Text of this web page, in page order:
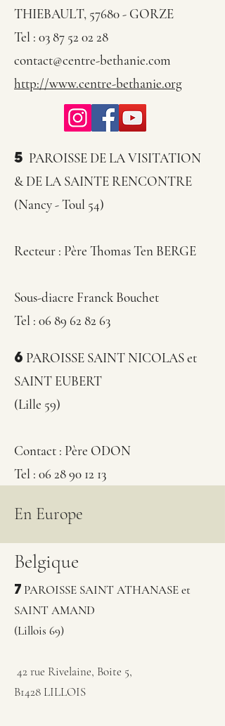
THIEBAULT, 57680 - GORZE
Tel : 03 87 52 02 28
contact@centre-bethanie.com
http://www.centre-bethanie.org
5 PAROISSE DE LA VISITATION
& DE LA SAINTE RENCONTRE
(Nancy - Toul 54)
Recteur : Père Thomas Ten BERGE
Sous-diacre Franck Bouchet
Tel : 06 89 62 82 63
6 PAROISSE SAINT NICOLAS et
SAINT EUBERT
(Lille 59)
Contact : Père ODON
Tel : 06 28 90 12 13
En Europe
Belgique
7 PAROISSE SAINT ATHANASE et
SAINT AMAND
(Lillois 69)
42 rue Rivelaine, Boite 5,
B1428 LILLOIS